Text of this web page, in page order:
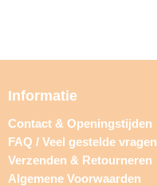
Informatie
Contact & Openingstijden
FAQ / Veel gestelde vragen
Verzenden & Retourneren
Algemene Voorwaarden